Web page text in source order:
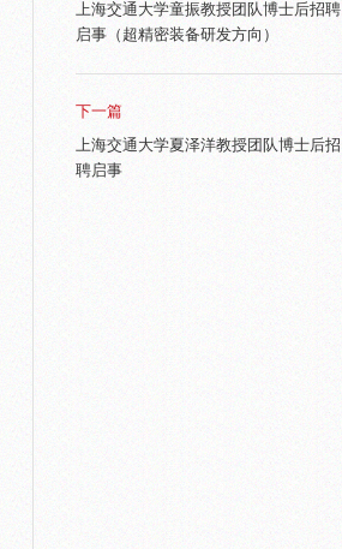
上海交通大学童振教授团队博士后招聘
启事（超精密装备研发方向）
下一篇
上海交通大学夏泽洋教授团队博士后招
聘启事